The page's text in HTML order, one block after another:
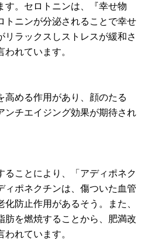
す。セロトニンは、『幸せ物
トニンが分泌されることで幸せ
リラックスしストレスが緩和さ
れています。
高める作用があり、顔のたる
ンチエイジング効果が期待され
ることにより、「アディポネク
ィポネクチンは、傷ついた血管
防止作用があるそう。また、
肪を燃焼することから、肥満改
れています。